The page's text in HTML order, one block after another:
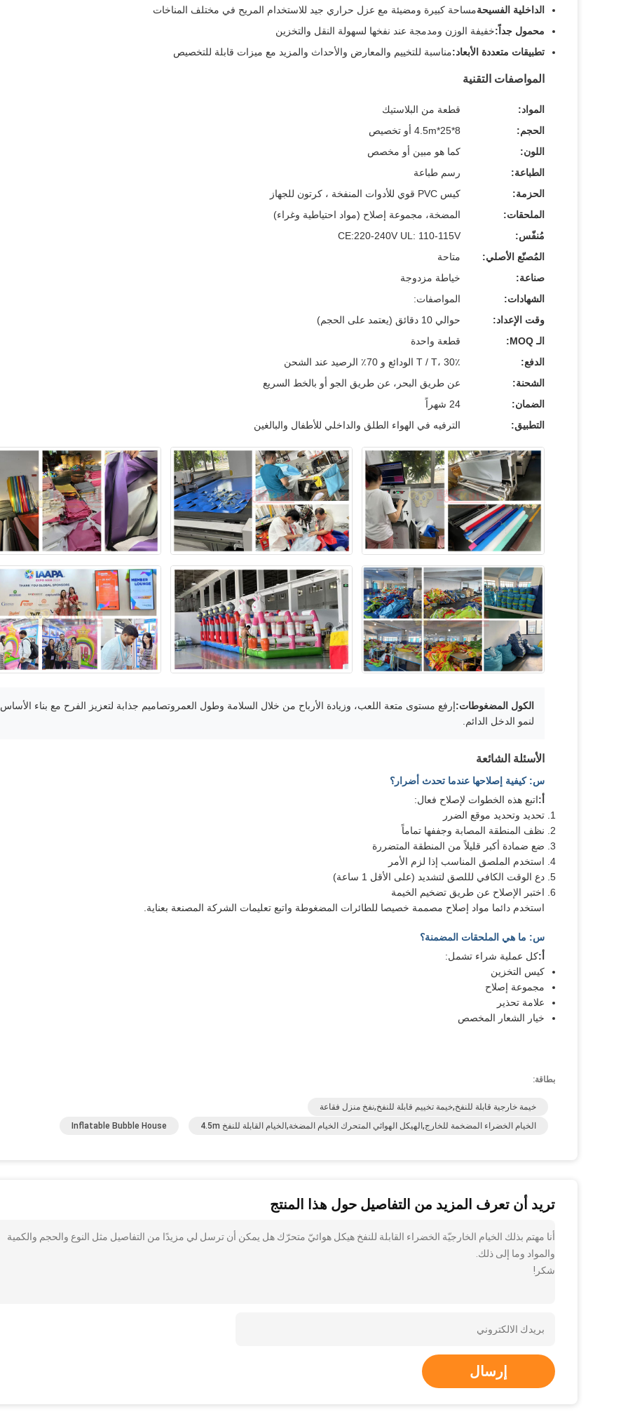
الداخلية الفسيحةمساحة كبيرة ومضيئة مع عزل حراري جيد للاستخدام المريح في مختلف المناخات
محمول جداً:خفيفة الوزن ومدمجة عند نفخها لسهولة النقل والتخزين
تطبيقات متعددة الأبعاد:مناسبة للتخييم والمعارض والأحداث والمزيد مع ميزات قابلة للتخصيص
المواصفات التقنية
المواد:
قطعة من البلاستيك
الحجم:
8*25*4.5m أو تخصيص
اللون:
كما هو مبين أو مخصص
الطباعة:
رسم طباعة
الحزمة:
كيس PVC قوي للأدوات المنفخة ، كرتون للجهاز
الملحقات:
المضخة، مجموعة إصلاح (مواد احتياطية وغراء)
مُنفّس:
CE:220-240V UL: 110-115V
المُصنّع الأصلي:
متاحة
صناعة:
خياطة مزدوجة
الشهادات:
المواصفات:
وقت الإعداد:
حوالي 10 دقائق (يعتمد على الحجم)
الـ MOQ:
قطعة واحدة
الدفع:
T / T، 30٪ الودائع و 70٪ الرصيد عند الشحن
الشحنة:
عن طريق البحر، عن طريق الجو أو بالخط السريع
الضمان:
24 شهراً
التطبيق:
الترفيه في الهواء الطلق والداخلي للأطفال والبالغين
الكول المضغوطات:إرفع مستوى متعة اللعب، وزيادة الأرباح من خلال السلامة وطول العمروتصاميم جذابة لتعزيز الفرح مع بناء الأساس
لنمو الدخل الدائم.
الأسئلة الشائعة
س: كيفية إصلاحها عندما تحدث أضرار؟
أ:اتبع هذه الخطوات لإصلاح فعال:
تحديد وتحديد موقع الضرر
نظف المنطقة المصابة وجففها تماماً
ضع ضمادة أكبر قليلاً من المنطقة المتضررة
استخدم الملصق المناسب إذا لزم الأمر
دع الوقت الكافي لللصق لتشديد (على الأقل 1 ساعة)
اختبر الإصلاح عن طريق تضخيم الخيمة
استخدم دائما مواد إصلاح مصممة خصيصا للطائرات المضغوطة واتبع تعليمات الشركة المصنعة بعناية.
س: ما هي الملحقات المضمنة؟
أ:كل عملية شراء تشمل:
كيس التخزين
مجموعة إصلاح
علامة تحذير
خيار الشعار المخصص
بطاقة:
خيمة خارجية قابلة للنفخ,خيمة تخييم قابلة للنفخ,نفخ منزل فقاعة
الخيام الخضراء المضخمة للخارج,الهيكل الهوائي المتحرك الخيام المضخة,الخيام القابلة للنفخ 4.5m
Inflatable Bubble House
تريد أن تعرف المزيد من التفاصيل حول هذا المنتج
أنا مهتم بذلك الخيام الخارجيّة الخضراء القابلة للنفخ هيكل هوائيّ متحرّك هل يمكن أن ترسل لي مزيدًا من التفاصيل مثل النوع والحجم والكمية
والمواد وما إلى ذلك.
شكر!
إرسال